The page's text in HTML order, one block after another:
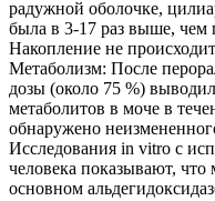
радужной оболочке,
была в 3-17 раз выше, чем
Накопление не
Метаболизм: После
дозы (около 75 %)
метаболитов в моче в
обнаружено
Исследования in vitro с
человека показывают, что
основном